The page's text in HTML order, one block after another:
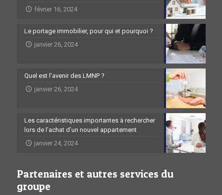
février 16, 2024
Le portage immobilier, pour qui et pourquoi ?
janvier 26, 2024
Quel est l’avenir des LMNP ?
janvier 26, 2024
Les caractéristiques importantes à rechercher
lors de l’achat d’un nouvel appartement
janvier 24, 2024
Partenaires et autres services du
groupe